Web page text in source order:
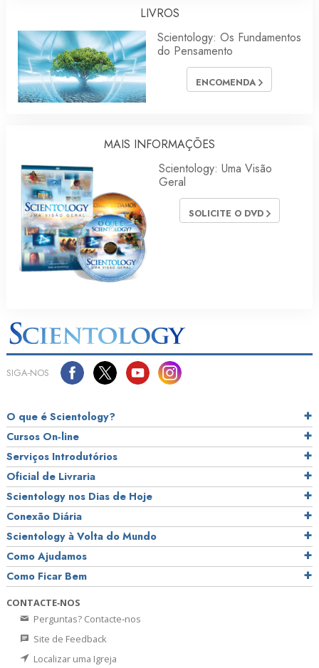
LIVROS
Scientology: Os Fundamentos
do Pensamento
ENCOMENDA
MAIS INFORMAÇÕES
Scientology: Uma Visão
Geral
SOLICITE O DVD
SIGA‑NOS
O que é Scientology?
Cursos On‑line
Serviços Introdutórios
Oficial de Livraria
Scientology nos Dias de Hoje
Conexão Diária
Scientology à Volta do Mundo
Como Ajudamos
Como Ficar Bem
CONTACTE‑NOS
Perguntas? Contacte‑nos
Site de Feedback
Localizar uma Igreja